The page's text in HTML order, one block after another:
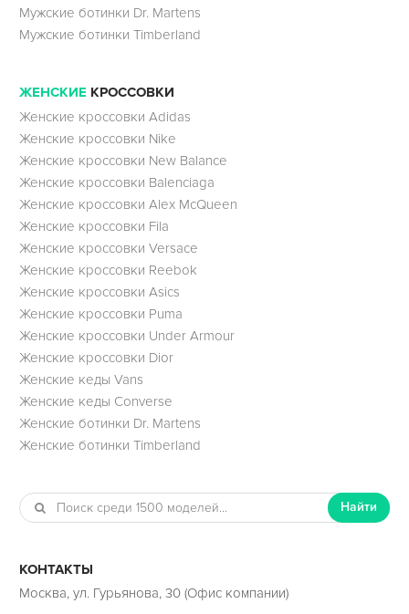
Мужские ботинки Dr. Martens
Мужские ботинки Timberland
ЖЕНСКИЕ КРОССОВКИ
Женские кроссовки Adidas
Женские кроссовки Nike
Женские кроссовки New Balance
Женские кроссовки Balenciaga
Женские кроссовки Alex McQueen
Женские кроссовки Fila
Женские кроссовки Versace
Женские кроссовки Reebok
Женские кроссовки Asics
Женские кроссовки Puma
Женские кроссовки Under Armour
Женские кроссовки Dior
Женские кеды Vans
Женские кеды Converse
Женские ботинки Dr. Martens
Женские ботинки Timberland
Найти
КОНТАКТЫ
Москва, ул. Гурьянова, 30 (Офис компании)